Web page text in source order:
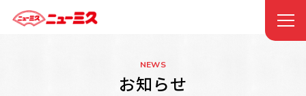
NEWS
お知らせ